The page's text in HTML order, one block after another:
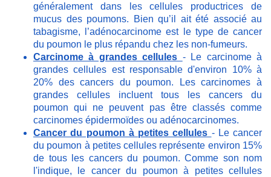
généralement dans les cellules productrices de
mucus des poumons. Bien qu’il ait été associé au
tabagisme, l’adénocarcinome est le type de cancer
du poumon le plus répandu chez les non-fumeurs.
Carcinome à grandes cellules - Le carcinome à
grandes cellules est responsable d'environ 10% à
20% des cancers du poumon. Les carcinomes à
grandes cellules incluent tous les cancers du
poumon qui ne peuvent pas être classés comme
carcinomes épidermoïdes ou adénocarcinomes.
Cancer du poumon à petites cellules - Le cancer
du poumon à petites cellules représente environ 15%
de tous les cancers du poumon. Comme son nom
l'indique, le cancer du poumon à petites cellules